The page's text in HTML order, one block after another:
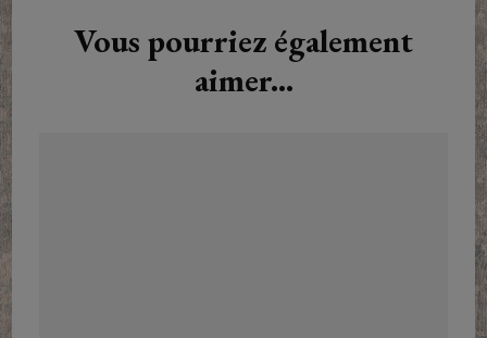
Vous pourriez également
aimer...